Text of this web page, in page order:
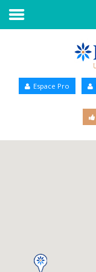
Annuaire Bien-être
Espace Pro